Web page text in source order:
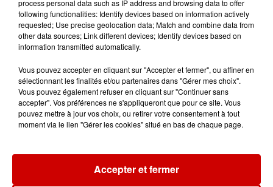
Podcasts Voir plus
Kelly Massol, figure
emblématique de
l'entrepreneuriat féminin
Aménager un school bus au
process personal data such as IP address and browsing data to offer
following functionalities: Identify devices based on information actively
requested; Use precise geolocation data; Match and combine data from
other data sources; Link different devices; Identify devices based on
information transmitted automatically.
Vous pouvez accepter en cliquant sur "Accepter et fermer", ou affiner en
sélectionnant les finalités et/ou partenaires dans "Gérer mes choix".
Vous pouvez également refuser en cliquant sur "Continuer sans
accepter". Vos préférences ne s'appliqueront que pour ce site. Vous
pouvez mettre à jour vos choix, ou retirer votre consentement à tout
moment via le lien "Gérer les cookies" situé en bas de chaque page.
Accepter et fermer